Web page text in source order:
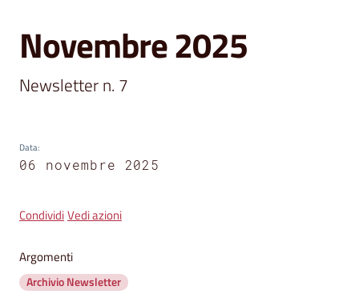
tematiche
Servizi
News
Eventi
Salta al contenuto
Novembre 2025
Newsletter n. 7
Data:
06 novembre 2025
CondividiVedi azioni
Argomenti
Archivio Newsletter